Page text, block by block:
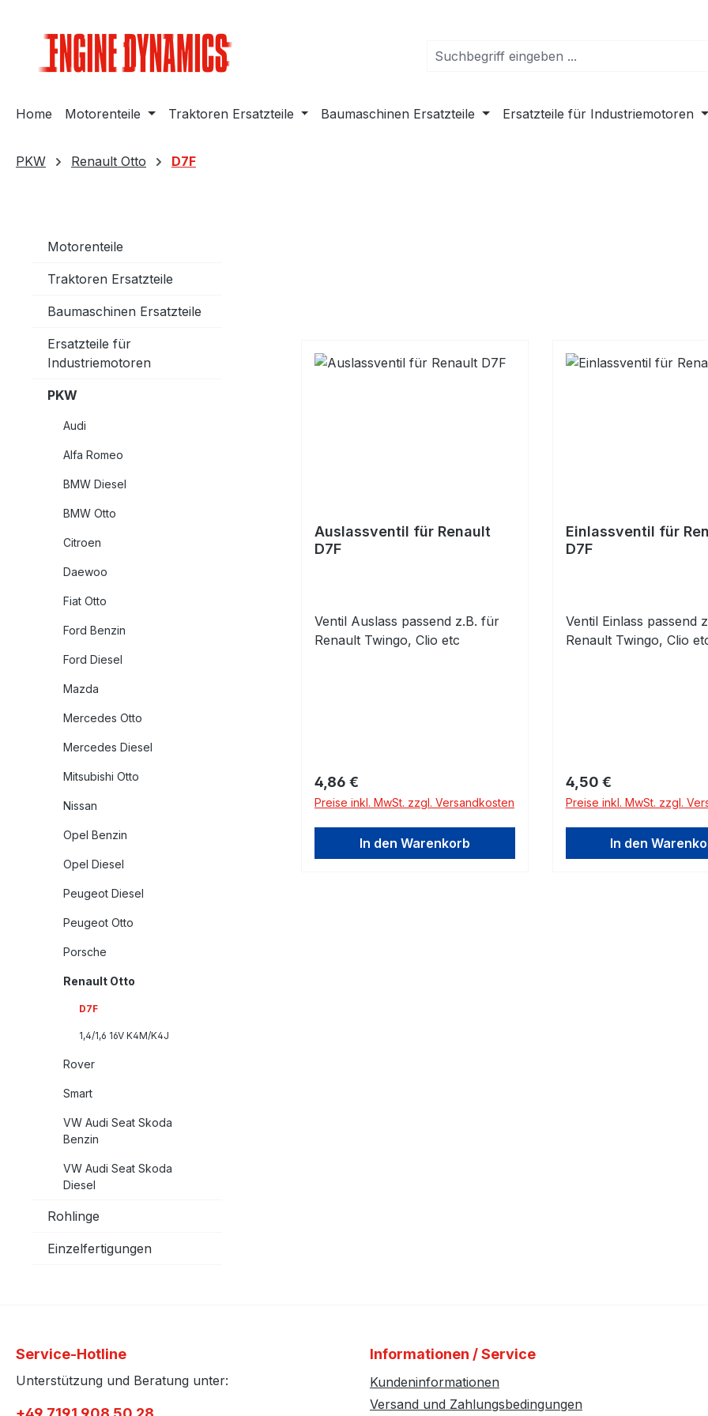
Home Motorenteile Traktoren Ersatzteile Baumaschinen Ersatzteile Ersatzteile für Industriemotoren
PKW Renault Otto D7F
Motorenteile
Traktoren Ersatzteile
Baumaschinen Ersatzteile
Ersatzteile für
Industriemotoren
PKW
Audi
Alfa Romeo
BMW Diesel
BMW Otto
Citroen
Daewoo
Fiat Otto
Ford Benzin
Ford Diesel
Mazda
Mercedes Otto
Mercedes Diesel
Mitsubishi Otto
Nissan
Opel Benzin
Opel Diesel
Peugeot Diesel
Peugeot Otto
Porsche
Renault Otto
D7F
1,4/1,6 16V K4M/K4J
Rover
Smart
VW Audi Seat Skoda
Benzin
VW Audi Seat Skoda
Diesel
Rohlinge
Einzelfertigungen
Auslassventil für Renault
D7F
Ventil Auslass passend z.B. für
Renault Twingo, Clio etc
Regulärer Preis:
4,86 €
Preise inkl. MwSt. zzgl. Versandkosten
In den Warenkorb
Einlassventil für
D7F
Ventil Einlass passend
Renault Twingo, Clio
Regulärer Preis:
4,50 €
Preise inkl. MwSt. zzgl.
In den
Service-Hotline
Unterstützung und Beratung unter:
Informationen / Service
Kundeninformationen
Versand und Zahlungsbedingungen